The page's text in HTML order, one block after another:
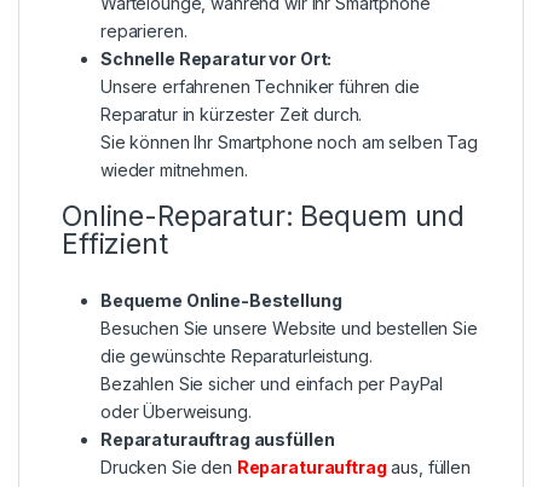
reparieren.
Schnelle Reparatur vor Ort:
Unsere erfahrenen Techniker führen die
Reparatur in kürzester Zeit durch.
Sie können Ihr Smartphone noch am selben Tag
wieder mitnehmen.
Online-Reparatur: Bequem und
Effizient
Bequeme Online-Bestellung
Besuchen Sie unsere Website und bestellen Sie
die gewünschte Reparaturleistung.
Bezahlen Sie sicher und einfach per PayPal
oder Überweisung.
Reparaturauftrag ausfüllen
Drucken Sie den Reparaturauftrag aus, füllen